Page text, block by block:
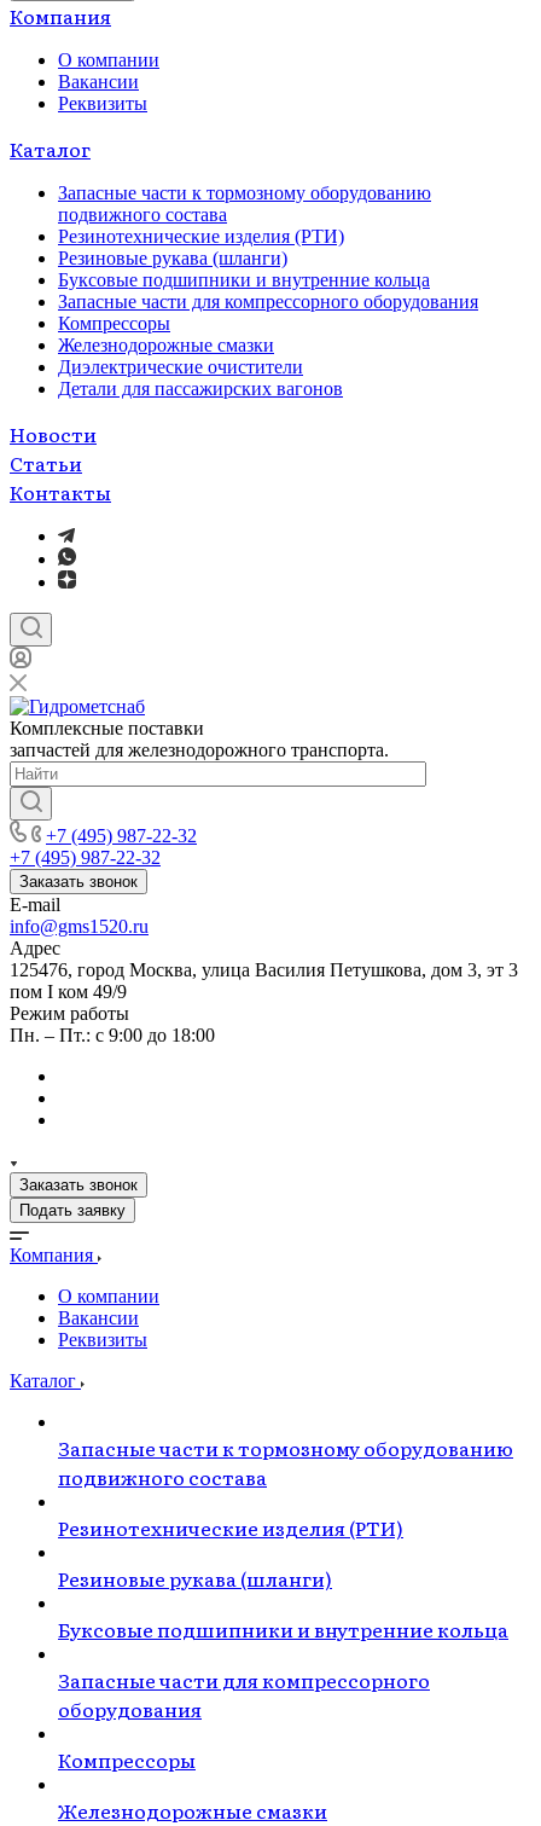
Компания
О компании
Вакансии
Реквизиты
Каталог
Запасные части к тормозному оборудованию
подвижного состава
Резинотехнические изделия (РТИ)
Резиновые рукава (шланги)
Буксовые подшипники и внутренние кольца
Запасные части для компрессорного оборудования
Компрессоры
Железнодорожные смазки
Диэлектрические очистители
Детали для пассажирских вагонов
Новости
Статьи
Контакты
Комплексные поставки
запчастей для железнодорожного транспорта.
+7 (495) 987-22-32
+7 (495) 987-22-32
Заказать звонок
E-mail
info@gms1520.ru
Адрес
125476, город Москва, улица Василия Петушкова, дом 3, эт 3
пом I ком 49/9
Режим работы
Пн. – Пт.: с 9:00 до 18:00
Заказать звонок
Подать заявку
Компания
О компании
Вакансии
Реквизиты
Каталог
Запасные части к тормозному оборудованию
подвижного состава
Резинотехнические изделия (РТИ)
Резиновые рукава (шланги)
Буксовые подшипники и внутренние кольца
Запасные части для компрессорного
оборудования
Компрессоры
Железнодорожные смазки